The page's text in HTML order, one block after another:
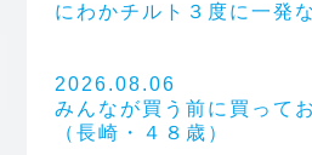
にわかチルト３度に一発
2026.08.06
みんなが買う前に買っ
（長崎・４８歳）